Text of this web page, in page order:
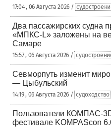
17:04 , 06 Августа 2026 /
Два пассажирских судна
«МПКС-L» заложены на
Самаре
15:57 , 06 Августа 2026 /
Севморпуть изменит
— Цыбульский
14:19 , 06 Августа 2026 / судоходство
Пользователи КОМПАС-3D
фестивале KOMPAScon